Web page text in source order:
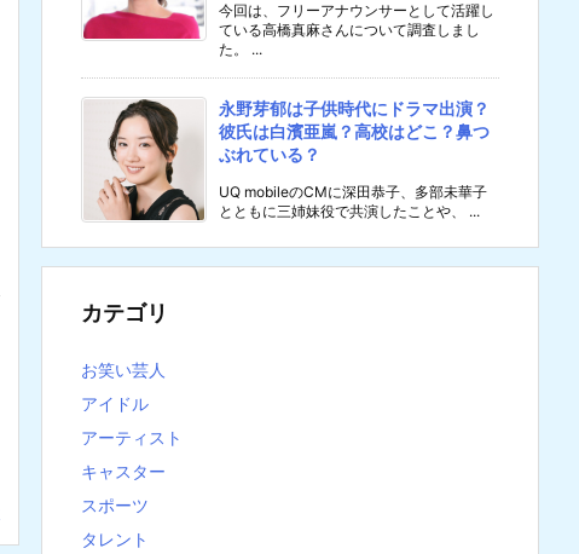
今回は、フリーアナウンサーとして活躍し
ている高橋真麻さんについて調査しまし
た。 ...
永野芽郁は子供時代にドラマ出演？
彼氏は白濱亜嵐？高校はどこ？鼻つ
ぶれている？
UQ mobileのCMに深田恭子、多部未華子
とともに三姉妹役で共演したことや、 ...
カテゴリ
お笑い芸人
アイドル
アーティスト
キャスター
スポーツ
タレント